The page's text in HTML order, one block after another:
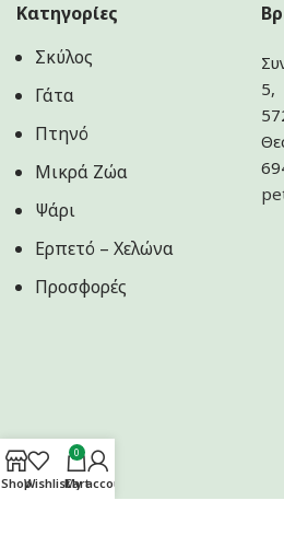
Κατηγορίες
Σκύλος
Γάτα
Πτηνό
Μικρά Ζώα
Ψάρι
Ερπετό – Χελώνα
Προσφορές
5,
ShopWishlist
0
Cart
My account